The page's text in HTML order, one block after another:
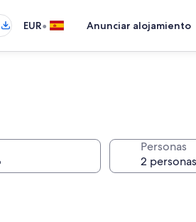
EUR• Anunciar alojamiento
Personas